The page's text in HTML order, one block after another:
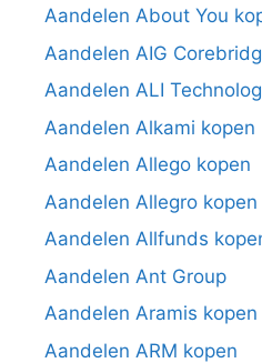
Aandelen About You
Aandelen AIG
Aandelen ALI
Aandelen Alkami kopen
Aandelen Allego kopen
Aandelen Allegro kopen
Aandelen Allfunds
Aandelen Ant Group
Aandelen Aramis kopen
Aandelen ARM kopen